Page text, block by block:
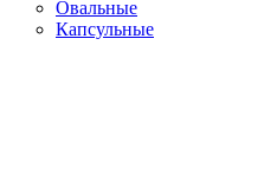
Овальные
Капсульные